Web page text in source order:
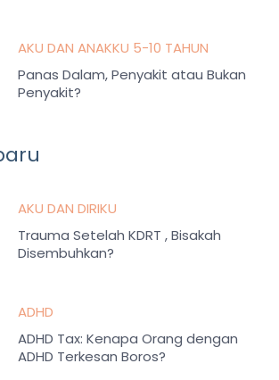
AKU DAN ANAKKU 5-10 TAHUN
Panas Dalam, Penyakit atau Bukan
Penyakit?
AKU DAN DIRIKU
Trauma Setelah KDRT , Bisakah
Disembuhkan?
ADHD
ADHD Tax: Kenapa Orang dengan
ADHD Terkesan Boros?